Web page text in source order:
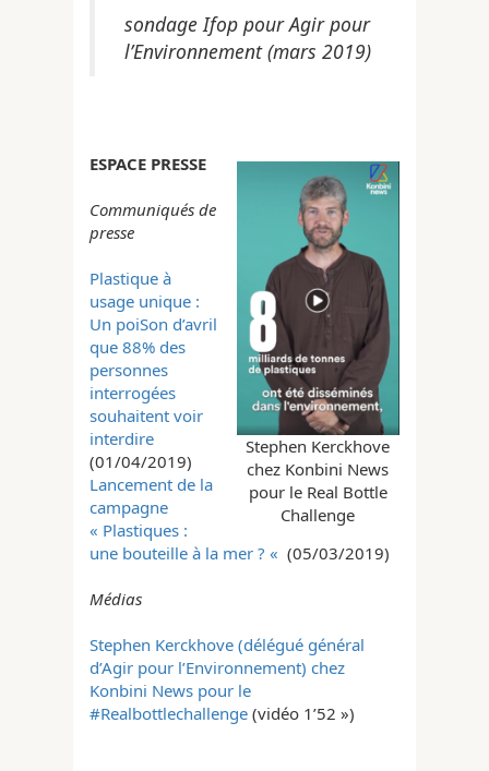
sondage Ifop pour Agir pour
l’Environnement (mars 2019)
Stephen Kerckhove
chez Konbini News
pour le Real Bottle
Challenge
ESPACE PRESSE
Communiqués de
presse
Plastique à
usage unique :
Un poiSon d’avril
que 88% des
personnes
interrogées
souhaitent voir
interdire
(01/04/2019)
Lancement de la
campagne
« Plastiques :
une bouteille à la mer ? « (05/03/2019)
Médias
Stephen Kerckhove (délégué général
d’Agir pour l’Environnement) chez
Konbini News pour le
#Realbottlechallenge (vidéo 1’52 »)